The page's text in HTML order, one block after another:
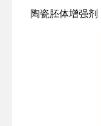
陶瓷胚体增强剂